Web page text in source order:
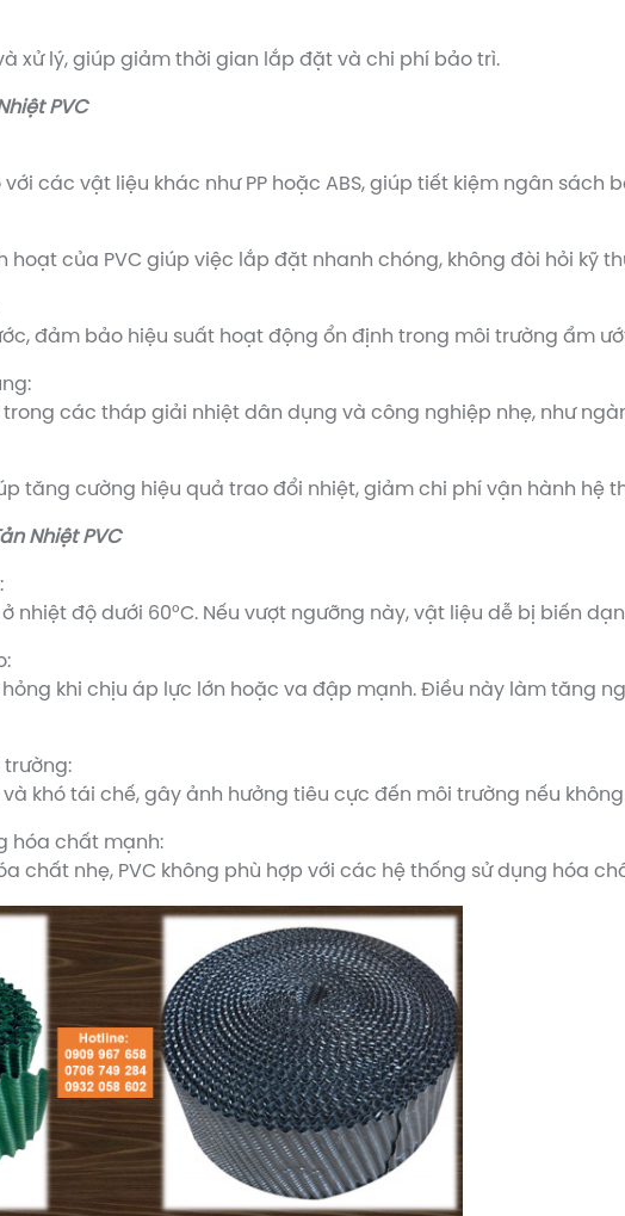
xử lý, giúp giảm thời gian lắp đặt và chi phí bảo trì.
PVC
với các vật liệu khác như PP hoặc ABS, giúp tiết kiệm ngân
hoạt của PVC giúp việc lắp đặt nhanh chóng, không đòi hỏi kỹ
đảm bảo hiệu suất hoạt động ổn định trong môi trường ẩm
trong các tháp giải nhiệt dân dụng và công nghiệp nhẹ, như
tăng cường hiệu quả trao đổi nhiệt, giảm chi phí vận hành hệ
Nhiệt PVC
nhiệt độ dưới 60°C. Nếu vượt ngưỡng này, vật liệu dễ bị biến
hỏng khi chịu áp lực lớn hoặc va đập mạnh. Điều này làm tăng
trường:
và khó tái chế, gây ảnh hưởng tiêu cực đến môi trường nếu
hóa chất mạnh:
chất nhẹ, PVC không phù hợp với các hệ thống sử dụng hóa